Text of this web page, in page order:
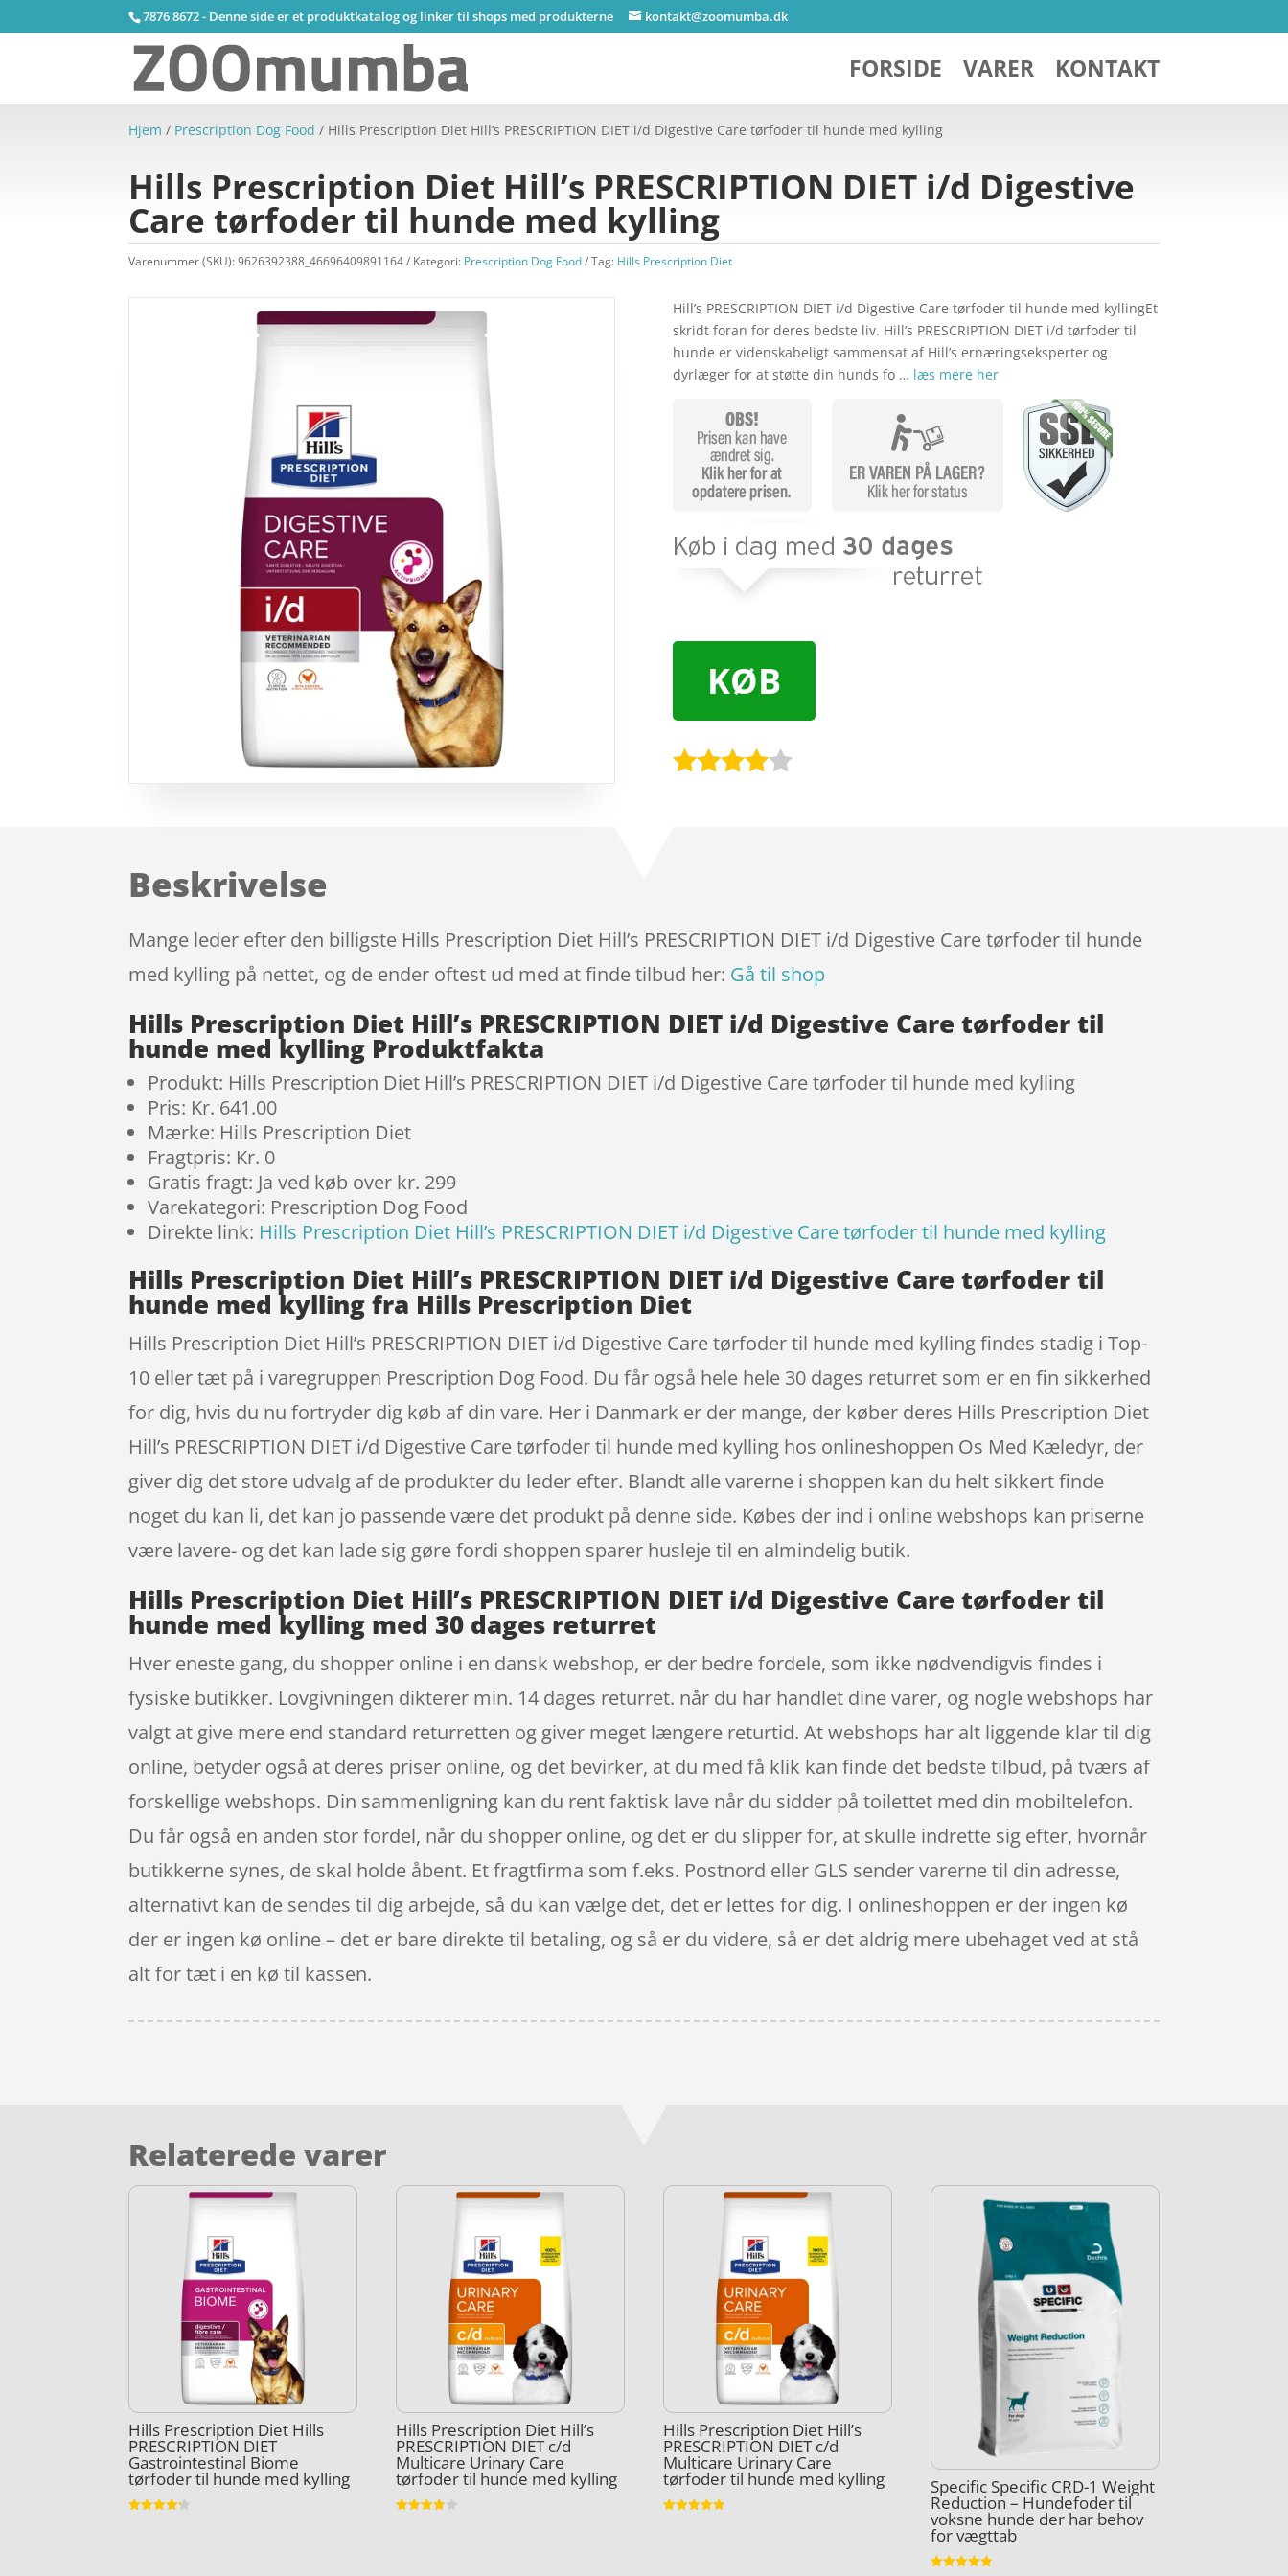
7876 8672 - Denne side er et produktkatalog og linker til shops med produkterne kontakt@zoomumba.dk
FORSIDE VARER KONTAKT
Hjem / Prescription Dog Food / Hills Prescription Diet Hill’s PRESCRIPTION DIET i/d Digestive Care tørfoder til hunde med kylling
Hills Prescription Diet Hill’s PRESCRIPTION DIET i/d Digestive
Care tørfoder til hunde med kylling
Varenummer (SKU):9626392388_46696409891164 Kategori: Prescription Dog Food Tag: Hills Prescription Diet
Hill’s PRESCRIPTION DIET i/d Digestive Care tørfoder til hunde med kyllingEt
skridt foran for deres bedste liv. Hill’s PRESCRIPTION DIET i/d tørfoder til
hunde er videnskabeligt sammensat af Hill’s ernæringseksperter og
dyrlæger for at støtte din hunds fo … læs mere her
KØB
ømmels
er
Beskrivelse
Mange leder efter den billigste Hills Prescription Diet Hill’s PRESCRIPTION DIET i/d Digestive Care tørfoder til hunde
med kylling på nettet, og de ender oftest ud med at finde tilbud her: Gå til shop
Hills Prescription Diet Hill’s PRESCRIPTION DIET i/d Digestive Care tørfoder til
hunde med kylling Produktfakta
Produkt: Hills Prescription Diet Hill’s PRESCRIPTION DIET i/d Digestive Care tørfoder til hunde med kylling
Pris: Kr. 641.00
Mærke: Hills Prescription Diet
Fragtpris: Kr. 0
Gratis fragt: Ja ved køb over kr. 299
Varekategori: Prescription Dog Food
Direkte link: Hills Prescription Diet Hill’s PRESCRIPTION DIET i/d Digestive Care tørfoder til hunde med kylling
Hills Prescription Diet Hill’s PRESCRIPTION DIET i/d Digestive Care tørfoder til
hunde med kylling fra Hills Prescription Diet
Hills Prescription Diet Hill’s PRESCRIPTION DIET i/d Digestive Care tørfoder til hunde med kylling findes stadig i Top-
10 eller tæt på i varegruppen Prescription Dog Food. Du får også hele hele 30 dages returret som er en fin sikkerhed
for dig, hvis du nu fortryder dig køb af din vare. Her i Danmark er der mange, der køber deres Hills Prescription Diet
Hill’s PRESCRIPTION DIET i/d Digestive Care tørfoder til hunde med kylling hos onlineshoppen Os Med Kæledyr, der
giver dig det store udvalg af de produkter du leder efter. Blandt alle varerne i shoppen kan du helt sikkert finde
noget du kan li, det kan jo passende være det produkt på denne side. Købes der ind i online webshops kan priserne
være lavere- og det kan lade sig gøre fordi shoppen sparer husleje til en almindelig butik.
Hills Prescription Diet Hill’s PRESCRIPTION DIET i/d Digestive Care tørfoder til
hunde med kylling med 30 dages returret
Hver eneste gang, du shopper online i en dansk webshop, er der bedre fordele, som ikke nødvendigvis findes i
fysiske butikker. Lovgivningen dikterer min. 14 dages returret. når du har handlet dine varer, og nogle webshops har
valgt at give mere end standard returretten og giver meget længere returtid. At webshops har alt liggende klar til dig
online, betyder også at deres priser online, og det bevirker, at du med få klik kan finde det bedste tilbud, på tværs af
forskellige webshops. Din sammenligning kan du rent faktisk lave når du sidder på toilettet med din mobiltelefon.
Du får også en anden stor fordel, når du shopper online, og det er du slipper for, at skulle indrette sig efter, hvornår
butikkerne synes, de skal holde åbent. Et fragtfirma som f.eks. Postnord eller GLS sender varerne til din adresse,
alternativt kan de sendes til dig arbejde, så du kan vælge det, det er lettes for dig. I onlineshoppen er der ingen kø
der er ingen kø online – det er bare direkte til betaling, og så er du videre, så er det aldrig mere ubehaget ved at stå
alt for tæt i en kø til kassen.
Relaterede varer
Hills Prescription Diet Hills
PRESCRIPTION DIET
Gastrointestinal Biome
tørfoder til hunde med kylling
Hills Prescription Diet Hill’s
PRESCRIPTION DIET c/d
Multicare Urinary Care
tørfoder til hunde med kylling
Hills Prescription Diet Hill’s
PRESCRIPTION DIET c/d
Multicare Urinary Care
tørfoder til hunde med kylling Specific Specific CRD-1 Weight
Reduction – Hundefoder til
voksne hunde der har behov
for vægttab